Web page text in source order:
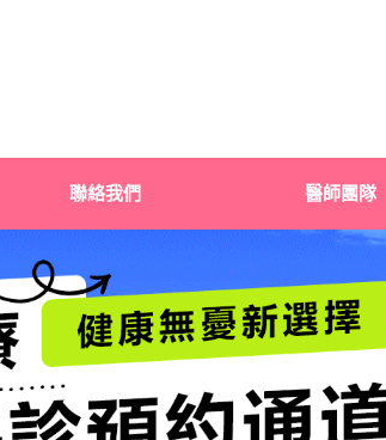
聯絡我們 醫師團隊